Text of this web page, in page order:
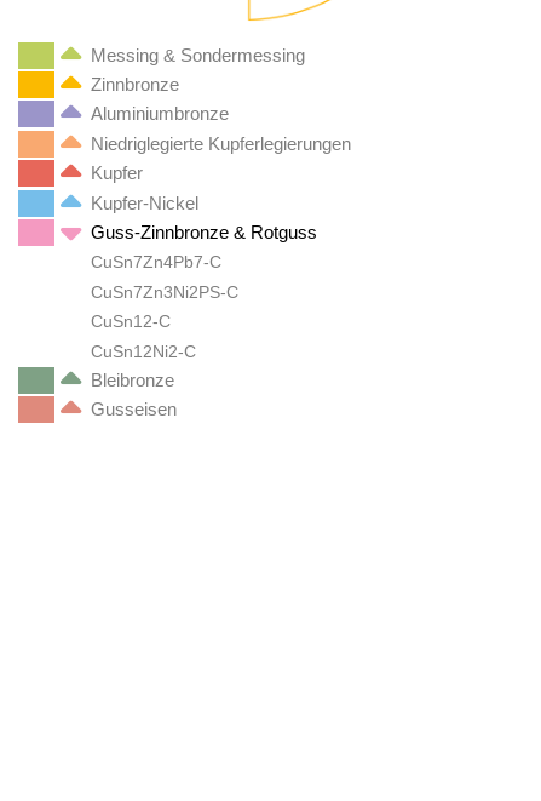
Messing & Sondermessing
Zinnbronze
Aluminiumbronze
Niedriglegierte Kupferlegierungen
Kupfer
Kupfer-Nickel
Guss-Zinnbronze & Rotguss
CuSn7Zn4Pb7-C
CuSn7Zn3Ni2PS-C
CuSn12-C
CuSn12Ni2-C
Bleibronze
Gusseisen